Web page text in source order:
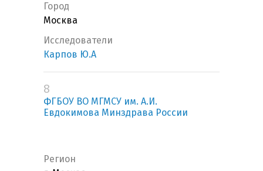
Город
Москва
Исследователи
Карпов Ю.А
8
ФГБОУ ВО МГМСУ им. А.И.
Евдокимова Минздрава России
Регион